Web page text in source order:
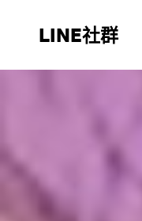
LINE社群